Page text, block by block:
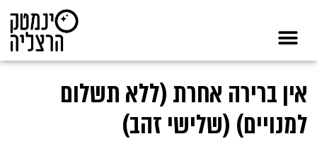
אין ברירה אחרת (ללא תשלום
למנויים) (שלישי זהב)